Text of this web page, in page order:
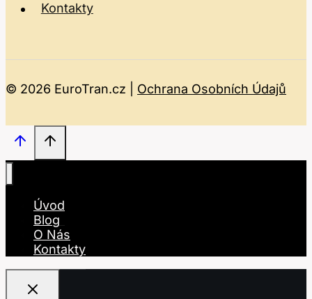
Kontakty
© 2026 EuroTran.cz | Ochrana Osobních Údajů
Úvod
Blog
O Nás
Kontakty